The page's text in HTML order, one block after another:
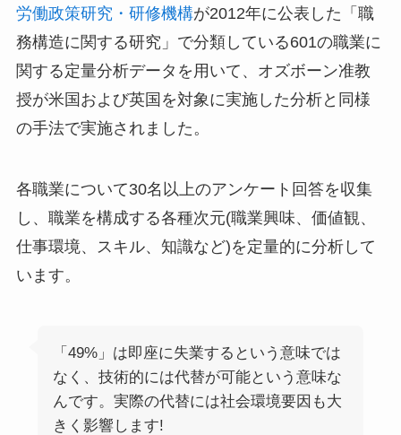
労働政策研究・研修機構が2012年に公表した「職
務構造に関する研究」で分類している601の職業に
関する定量分析データを用いて、オズボーン准教
授が米国および英国を対象に実施した分析と同様
の手法で実施されました。
各職業について30名以上のアンケート回答を収集
し、職業を構成する各種次元(職業興味、価値観、
仕事環境、スキル、知識など)を定量的に分析して
います。
「49%」は即座に失業するという意味では
なく、技術的には代替が可能という意味な
んです。実際の代替には社会環境要因も大
きく影響します!